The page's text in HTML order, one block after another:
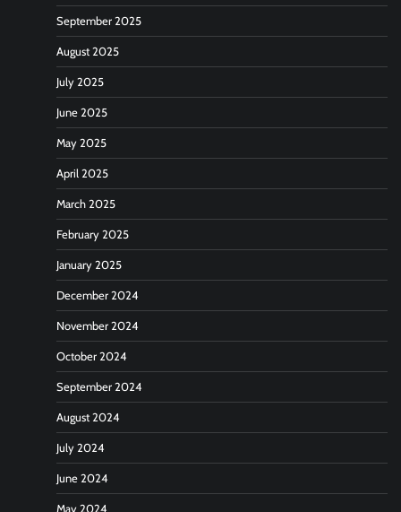
September 2025
August 2025
July 2025
June 2025
May 2025
April 2025
March 2025
February 2025
January 2025
December 2024
November 2024
October 2024
September 2024
August 2024
July 2024
June 2024
May 2024